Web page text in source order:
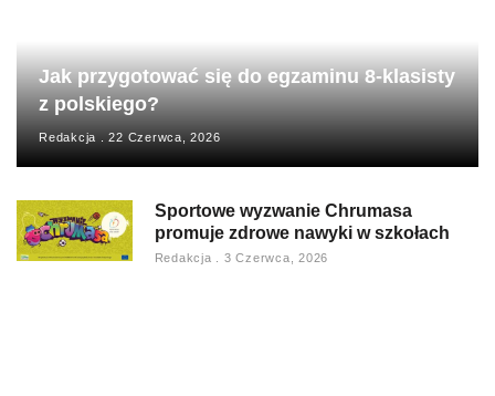
Jak przygotować się do egzaminu 8-klasisty
z polskiego?
Redakcja 22 Czerwca, 2026
Sportowe wyzwanie Chrumasa
promuje zdrowe nawyki w szkołach
Redakcja 3 Czerwca, 2026